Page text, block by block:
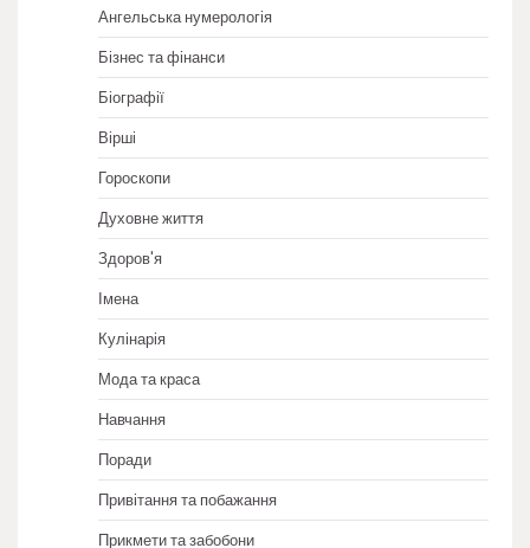
Ангельська нумерологія
Бізнес та фінанси
Біографії
Вірші
Гороскопи
Духовне життя
Здоров'я
Імена
Кулінарія
Мода та краса
Навчання
Поради
Привітання та побажання
Прикмети та забобони